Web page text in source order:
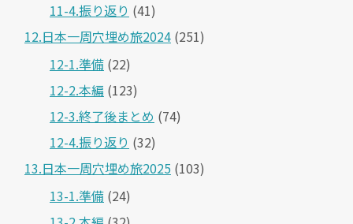
11-4.振り返り (41)
12.日本一周穴埋め旅2024 (251)
12-1.準備 (22)
12-2.本編 (123)
12-3.終了後まとめ (74)
12-4.振り返り (32)
13.日本一周穴埋め旅2025 (103)
13-1.準備 (24)